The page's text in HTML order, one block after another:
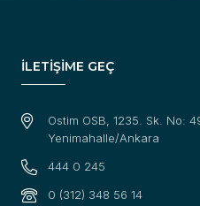
İLETİŞİME GEÇ
Ostim OSB, 1235. Sk. No:
Yenimahalle/Ankara
444 0 245
0 (312) 348 56 14